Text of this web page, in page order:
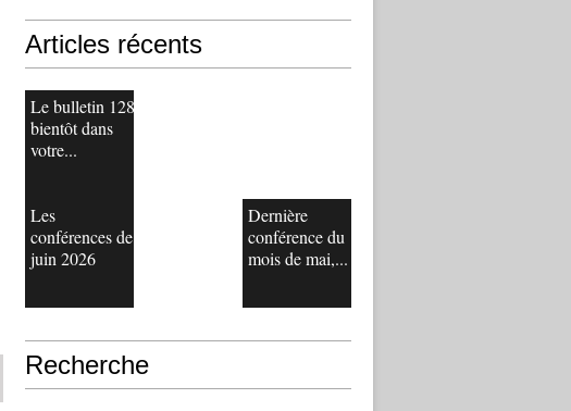
Articles récents
Le bulletin 128
bientôt dans
votre...
Les
conférences de
juin 2026
Dernière
conférence du
mois de mai,...
Recherche